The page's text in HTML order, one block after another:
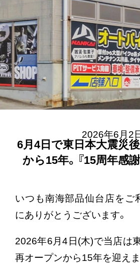
6月4日で東日本大震災
から15年。『15周年感謝
いつも南海部品仙台店をご
にありがとうございます。
2026年6月4日(木)で当店は
再オープンから15年を迎えま
2026年6月2